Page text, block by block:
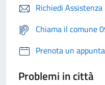
Richiedi Assistenza
Chiama il comune
Prenota un
Problemi in città